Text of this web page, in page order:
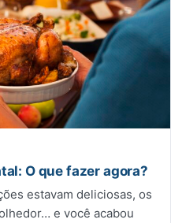
O que fazer agora?
estavam deliciosas, os
e você acabou